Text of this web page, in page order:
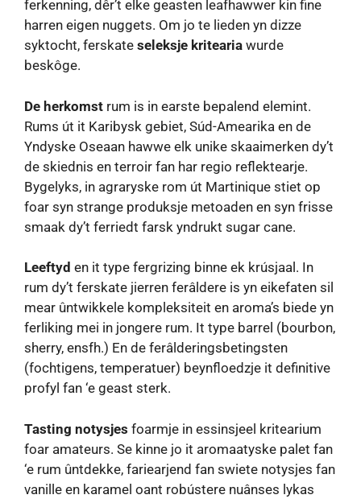
ferkenning, dêr’t elke geasten leafhawwer kin fine
harren eigen nuggets. Om jo te lieden yn dizze
syktocht, ferskate seleksje kritearia wurde
beskôge.
De herkomst rum is in earste bepalend elemint.
Rums út it Karibysk gebiet, Súd-Amearika en de
Yndyske Oseaan hawwe elk unike skaaimerken dy’t
de skiednis en terroir fan har regio reflektearje.
Bygelyks, in agraryske rom út Martinique stiet op
foar syn strange produksje metoaden en syn frisse
smaak dy’t ferriedt farsk yndrukt sugar cane.
Leeftyd en it type fergrizing binne ek krúsjaal. In
rum dy’t ferskate jierren ferâldere is yn eikefaten sil
mear ûntwikkele kompleksiteit en aroma’s biede yn
ferliking mei in jongere rum. It type barrel (bourbon,
sherry, ensfh.) En de ferâlderingsbetingsten
(fochtigens, temperatuer) beynfloedzje it definitive
profyl fan ‘e geast sterk.
Tasting notysjes foarmje in essinsjeel kritearium
foar amateurs. Se kinne jo it aromaatyske palet fan
‘e rum ûntdekke, fariearjend fan swiete notysjes fan
vanille en karamel oant robústere nuânses lykas